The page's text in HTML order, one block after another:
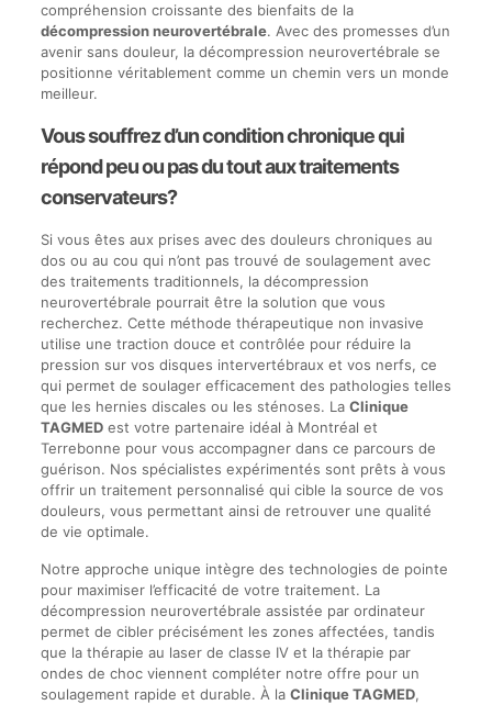
compréhension croissante des bienfaits de la
décompression neurovertébrale. Avec des promesses d’un
avenir sans douleur, la décompression neurovertébrale se
positionne véritablement comme un chemin vers un monde
meilleur.
Vous souffrez d’un condition chronique qui
répond peu ou pas du tout aux traitements
conservateurs?
Si vous êtes aux prises avec des douleurs chroniques au
dos ou au cou qui n’ont pas trouvé de soulagement avec
des traitements traditionnels, la décompression
neurovertébrale pourrait être la solution que vous
recherchez. Cette méthode thérapeutique non invasive
utilise une traction douce et contrôlée pour réduire la
pression sur vos disques intervertébraux et vos nerfs, ce
qui permet de soulager efficacement des pathologies telles
que les hernies discales ou les sténoses. La Clinique
TAGMEDest votre partenaire idéal à Montréal et
Terrebonne pour vous accompagner dans ce parcours de
guérison. Nos spécialistes expérimentés sont prêts à vous
offrir un traitement personnalisé qui cible la source de vos
douleurs, vous permettant ainsi de retrouver une qualité
de vie optimale.
Notre approche unique intègre des technologies de pointe
pour maximiser l’efficacité de votre traitement. La
décompression neurovertébrale assistée par ordinateur
permet de cibler précisément les zones affectées, tandis
que la thérapie au laser de classe IV et la thérapie par
ondes de choc viennent compléter notre offre pour un
soulagement rapide et durable. À la Clinique TAGMED,